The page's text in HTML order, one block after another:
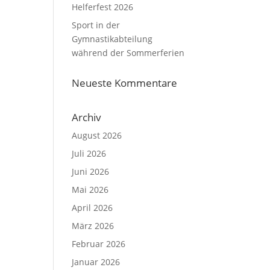
Helferfest 2026
Sport in der
Gymnastikabteilung
während der Sommerferien
Neueste Kommentare
Archiv
August 2026
Juli 2026
Juni 2026
Mai 2026
April 2026
März 2026
Februar 2026
Januar 2026